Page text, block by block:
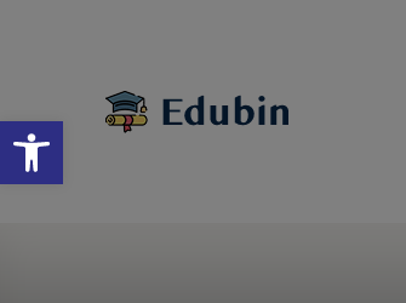
Eszköztár megnyitása